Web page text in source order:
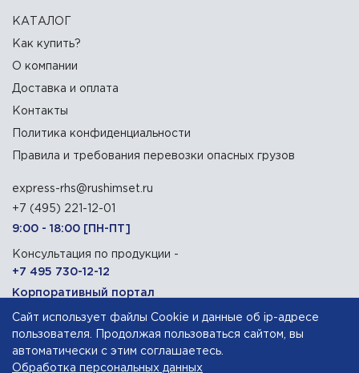
КАТАЛОГ
Как купить?
О компании
Доставка и оплата
Контакты
Политика конфиденциальности
Правила и требования перевозки опасных грузов
express-rhs@rushimset.ru
+7 (495) 221-12-01
9:00 - 18:00 [ПН-ПТ]
Консультация по продукции -
+7 495 730-12-12
Корпоративный портал
129090, г. Москва, Олимпийский проспект, 14
Сайт использует файлы Cookie и данные об ip-адресе
пользователя. Продолжая пользоваться сайтом, вы
автоматически с этим соглашаетесь.
Обработка персональных данных